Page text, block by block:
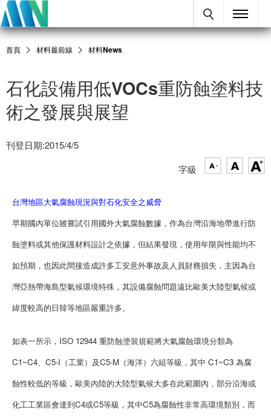
首頁 材料最前線 材料News
石化設備用低VOCs重防蝕塗料技
術之發展與展望
刊登日期:2015/4/5
字級
台灣地區大氣腐蝕現況與對石化安全之威脅
早期國內單位雖嘗試引用國外大氣腐蝕數據，作為台灣沿海地帶進行防
蝕塗料或其他保護材料設計之依據，但結果發現，使用年限與性能均不
如預期，也因此間接造成許多工安意外事故及人員財務損失，主因為台
灣亞熱帶海島型氣候環境特殊，其設備腐蝕問題遠比歐美大陸型氣候或
緯度較高的日韓等地區嚴重許多。
如表一所示，ISO 12944 重防蝕塗裝規範將大氣腐蝕環境分類為
C1~C4、C5-I（工業）及C5-M（海洋）六組等級，其中 C1~C3 為腐
蝕性較低的等級，歐美內陸的大陸型氣候大多在此範圍內，部分沿海或
化工工業區會達到C4或C5等級，其中C5為腐蝕性非常高環境類別，而